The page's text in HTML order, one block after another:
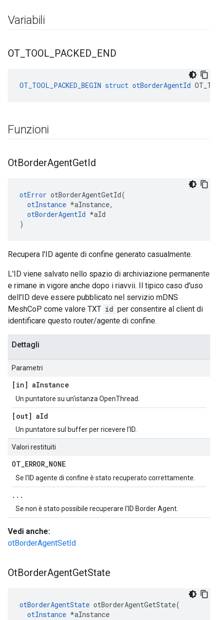
Variabili
OT TOOL PACKED END
OT_TOOL_PACKED_BEGIN struct otBorderAgentId
Funzioni
OtBorderAgentGetId
otError otBorderAgentGetId(
otInstance *aInstance,
otBorderAgentId *aId
)
Recupera l'ID agente di confine generato casualmente.
L'ID viene salvato nello spazio di archiviazione permanente
e rimane in vigore anche dopo i riavvii. Il tipico caso d'uso
dell'ID deve essere pubblicato nel servizio mDNS
MeshCoP come valore TXT id per consentire al client di
identificare questo router/agente di confine.
Dettagli
Parametri
[in] aInstance
Un puntatore su un'istanza OpenThread.
[out] aId
Un puntatore sul buffer per ricevere l'ID.
Valori restituiti
OT_ERROR_NONE
Se l'ID agente di confine è stato recuperato correttamente.
. . .
Se non è stato possibile recuperare l'ID Border Agent.
Vedi anche:
otBorderAgentSetId
OtBorderAgentGetState
otBorderAgentState otBorderAgentGetState(
otInstance *aInstance